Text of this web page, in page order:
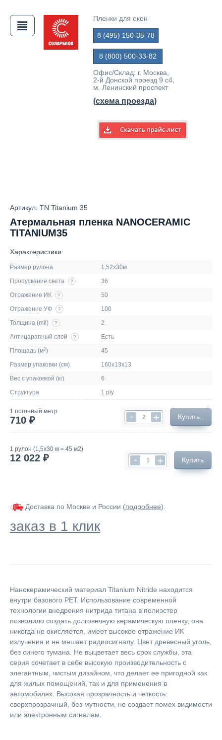
Пленки для окон
8 (495) 150-35-78
8 (800) 500-33-82
Офис/Склад: г. Москва,
2-й Донской проезд 9 с4,
м. Ленинский проспект
(схема проезда)
Артикул: TN Titanium 35
Атермальная пленка NANOCERAMIC
TITANIUM35
Характеристики:
Размер рулона
1,52х30м
Пропускание света
?
36
Отражение ИК
?
50
Отражение УФ
?
100
Толщина (mil)
?
2
Антицарапный слой
?
Есть
Площадь (м2)
45
Размер упаковки (см)
160х13х13
Вес с упаковкой (кг)
6
Структура
1 ply
1 погонный метр
710 ₽ - + Купить..
1 рулон (1,5х30 м = 45 м2)
12 022 ₽ - + Купить
Доставка по Москве и России (подробнее).
заказ в 1 клик
Нанокерамический материал Titanium Nitride находится
внутри базового PET. Использование современной
технологии внедрения нитрида титана в полиэстер
позволило создать долговечную керамическую пленку, она
никогда не окисляется, имеет высокое отражение ИК
излучения и не мешает радиосигналу. Цвет древесный уголь,
без синего тумана. Не выцветает весь срок службы, эта
серия сочетает в себе высокую производительность с
элегантным, чистым дизайном, что делает ее пригодной как
для жилых помещений, так и для применения в
автомобилях. Высокая прозрачность и четкость:
сверхпрозрачный, без мутности, не создает помех видимости
или электронным сигналам.